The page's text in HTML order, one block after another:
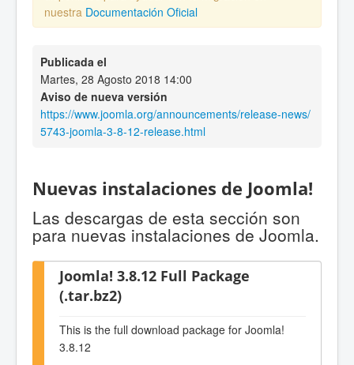
nuestra Documentación Oficial
Publicada el
Martes, 28 Agosto 2018 14:00
Aviso de nueva versión
https://www.joomla.org/announcements/release-news/
5743-joomla-3-8-12-release.html
Nuevas instalaciones de Joomla!
Las descargas de esta sección son
para nuevas instalaciones de Joomla.
Joomla! 3.8.12 Full Package
(.tar.bz2)
This is the full download package for Joomla!
3.8.12